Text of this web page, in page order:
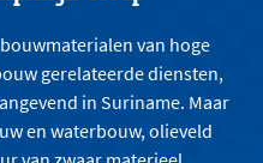
van hoge
gerelateerde diensten,
in Suriname. Maar
en waterbouw, olieveld